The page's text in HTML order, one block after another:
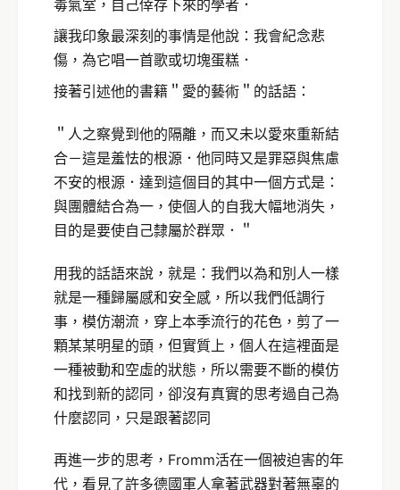
毒氣室，自己倖存下來的學者．
讓我印象最深刻的事情是他說：我會紀念悲
傷，為它唱一首歌或切塊蛋糕．
接著引述他的書籍＂愛的藝術＂的話語：
＂人之察覺到他的隔離，而又未以愛來重新結
合－這是羞怯的根源．他同時又是罪惡與焦慮
不安的根源．達到這個目的其中一個方式是：
與團體結合為一，使個人的自我大幅地消失，
目的是要使自己隸屬於群眾．＂
用我的話語來說，就是：我們以為和別人一樣
就是一種歸屬感和安全感，所以我們低調行
事，模仿潮流，穿上本季流行的花色，剪了一
顆某某明星的頭，但實質上，個人在這裡面是
一種被動和空虛的狀態，所以需要不斷的模仿
和找到新的認同，卻沒有真實的思考過自己為
什麼認同，只是跟著認同
再進一步的思考，Fromm活在一個被迫害的年
代，看見了許多德國軍人拿著武器對著無辜的